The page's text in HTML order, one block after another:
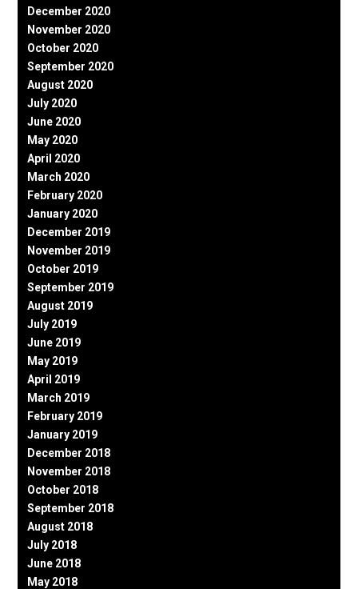
December 2020
November 2020
October 2020
September 2020
August 2020
July 2020
June 2020
May 2020
April 2020
March 2020
February 2020
January 2020
December 2019
November 2019
October 2019
September 2019
August 2019
July 2019
June 2019
May 2019
April 2019
March 2019
February 2019
January 2019
December 2018
November 2018
October 2018
September 2018
August 2018
July 2018
June 2018
May 2018